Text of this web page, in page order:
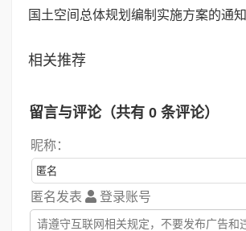
国土空间总体规划编制实施方案的通知
相关推荐
留言与评论（共有 0 条评论）
昵称：
匿名发表 登录账号